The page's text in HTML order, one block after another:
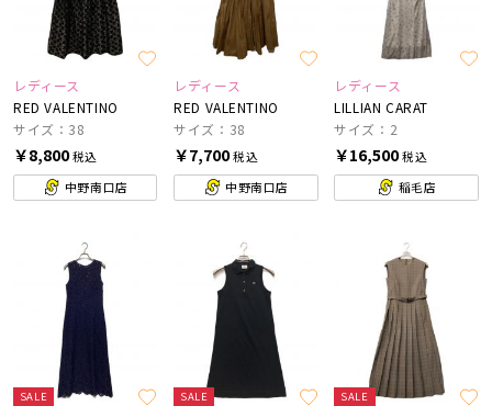
レディース
RED VALENTINO
サイズ：38
￥8,800税込
中野南口店
レディース
RED VALENTINO
サイズ：38
￥7,700税込
中野南口店
レディース
LILLIAN CARAT
サイズ：2
￥16,500税込
稲毛店
SALE SALE SALE